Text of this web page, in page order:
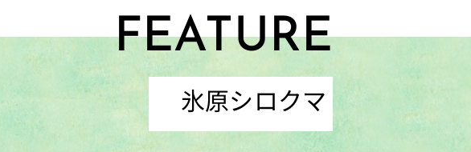
FEATURE
氷原シロクマ